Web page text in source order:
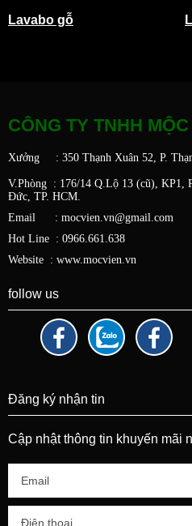
Lavabo gỗ
CÔNG TY TNHH
Xưởng : 350 Thạnh Xuân 52, P.
V.Phòng : 176/14 Q.Lộ 13 (cũ), KP1,
Đức, TP. HCM.
Email : mocvien.vn@gmail.com
Hot Line : 0966.661.638
Website : www.mocvien.vn
follow us
Đăng ký nhận tin
Cập nhật thông tin khuyến mãi